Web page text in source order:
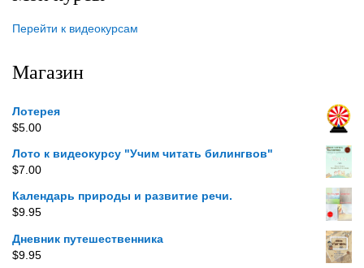
Перейти к видеокурсам
Магазин
Лотерея
$5.00
Лото к видеокурсу "Учим читать билингвов"
$7.00
Календарь природы и развитие речи.
$9.95
Дневник путешественника
$9.95